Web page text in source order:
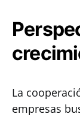
La
empresas